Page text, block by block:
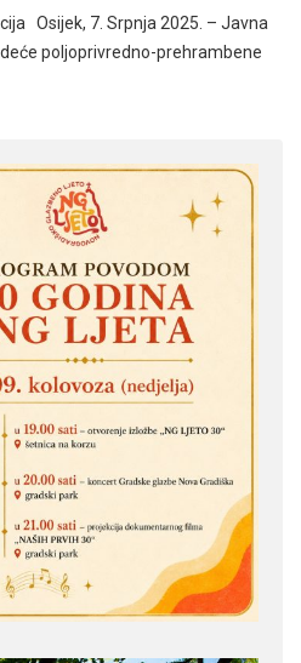
Osijek, 7. Srpnja 2025. – Javna
poljoprivredno-prehrambene